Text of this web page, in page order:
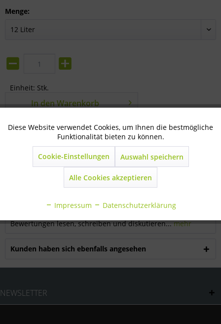
Menge:
Einheit: Stk.
In den Warenkorb
Merken Bewerten
Artikel-Nr.: 33-12-0600
Beschreibung
mit Bajonettverschluß orig. Stükerjürgen...
Bewertungen
0
Bewertungen lesen, schreiben und diskutieren...mehr
Kunden haben sich ebenfalls angesehen
NEWSLETTER
Technisch notwendig Aktiv
Marketing Inaktiv
Inaktiv
Sonstige
Diese Website verwendet Cookies, um Ihnen die bestmögliche
Funktionalität bieten zu können.
Cookie-Einstellungen Auswahl speichern
Alle Cookies akzeptieren
Impressum Datenschutzerklärung